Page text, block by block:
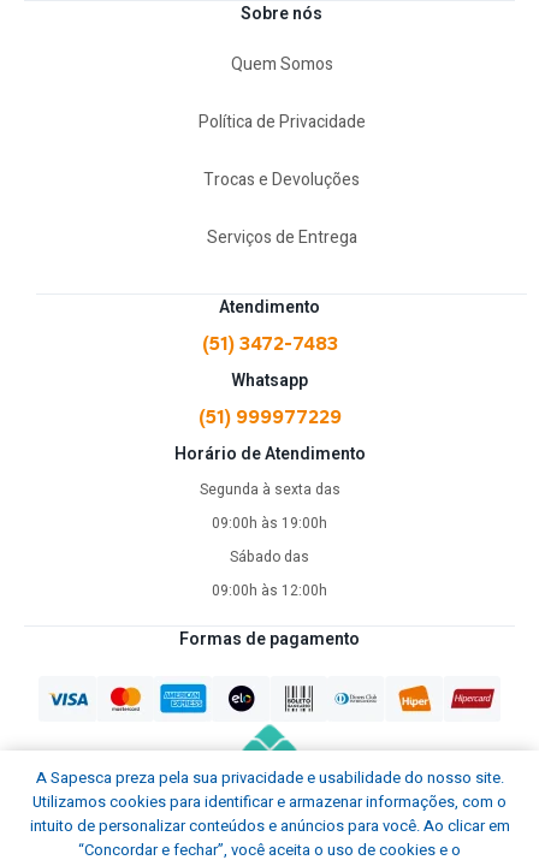
Atendimento
(51) 3472-7483
Whatsapp
(51) 999977229
Horário de Atendimento
Segunda à sexta das
09:00h às 19:00h
Sábado das
09:00h às 12:00h
Sobre nós
Quem Somos
Política de Privacidade
Trocas e Devoluções
Serviços de Entrega
Formas de pagamento
A Sapesca preza pela sua privacidade e usabilidade do nosso site.
Utilizamos cookies para identificar e armazenar informações, com o
intuito de personalizar conteúdos e anúncios para você. Ao clicar em
“Concordar e fechar”, você aceita o uso de cookies e o